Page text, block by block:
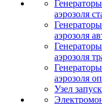
аэрозоля
аэрозоля
аэрозоля
аэрозоля
Узел